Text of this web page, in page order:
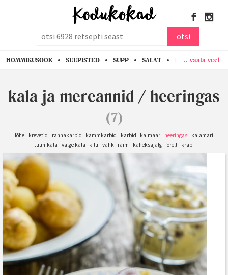
otsi
HOMMIKUSÖÖK SUUPISTED SUPP SALAT PASTA KANA
.. vaata veel
kala ja mereannid / heeringas
(7)
lõhe krevetid rannakarbid kammkarbid karbid kalmaar heeringas
kalamari
tuunikala
valge kala kilu vähk räim kaheksajalg forell krabi